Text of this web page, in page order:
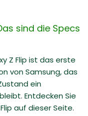
sind die Specs
Z Flip ist das erste
von Samsung, das
ein
Entdecken Sie
auf dieser Seite.